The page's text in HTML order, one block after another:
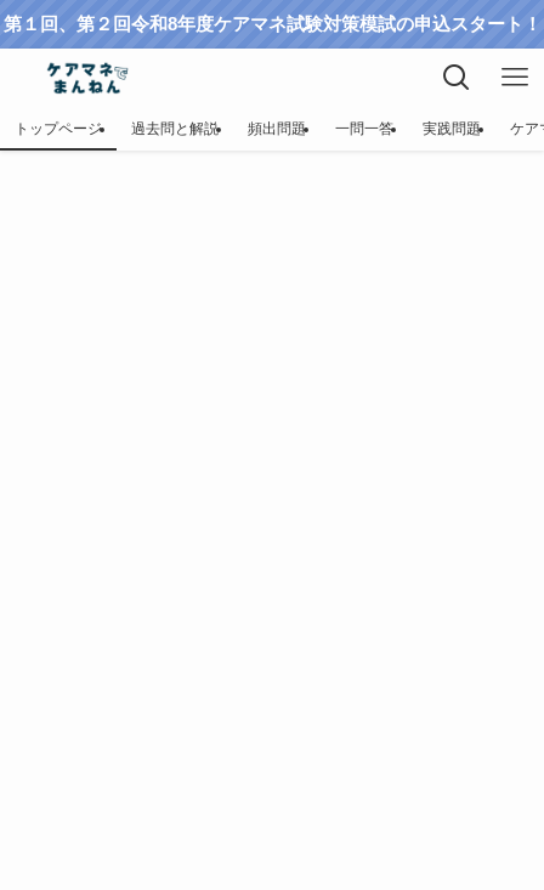
第１回、第２回令和8年度ケアマネ試験対策模試の申込スタート！
トップページ 過去問と解説 頻出問題 一問一答 実践問題 ケア